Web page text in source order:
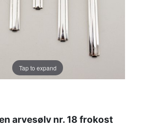
Tap to expand
arvesølv nr. 18 frokost